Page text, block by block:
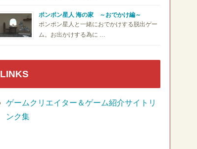
ポンポン星人 海の家 ～おでかけ編～
ポンポン星人と一緒におでかけする脱出ゲー
ム。お出かけする為に …
LINKS
ゲームクリエイター＆ゲーム紹介サイトリ
ンク集